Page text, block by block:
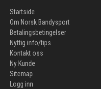
Startside
Om Norsk Bandysport
Betalingsbetingelser
Nyttig info/tips
Kontakt oss
Ny Kunde
Sitemap
Logg inn